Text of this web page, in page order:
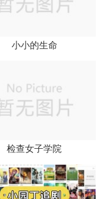
小小的生命
检查女子学院